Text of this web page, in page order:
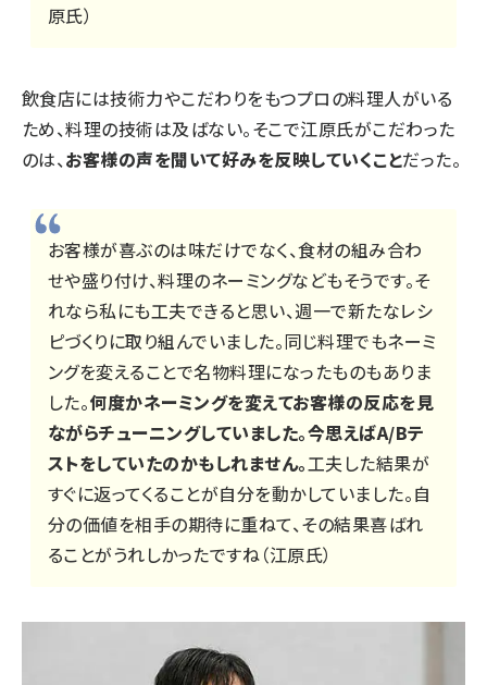
原氏）
飲食店には技術力やこだわりをもつプロの料理人がいる
ため、料理の技術は及ばない。そこで江原氏がこだわった
のは、お客様の声を聞いて好みを反映していくことだった。
お客様が喜ぶのは味だけでなく、食材の組み合わ
せや盛り付け、料理のネーミングなどもそうです。そ
れなら私にも工夫できると思い、週一で新たなレシ
ピづくりに取り組んでいました。同じ料理でもネーミ
ングを変えることで名物料理になったものもありま
した。何度かネーミングを変えてお客様の反応を見
ながらチューニングしていました。今思えばA/Bテ
ストをしていたのかもしれません。工夫した結果が
すぐに返ってくることが自分を動かしていました。自
分の価値を相手の期待に重ねて、その結果喜ばれ
ることがうれしかったですね（江原氏）